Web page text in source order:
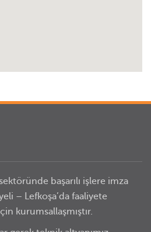
başarılı işlere imza
– Lefkoşa’da faaliyete
kurumsallaşmıştır.